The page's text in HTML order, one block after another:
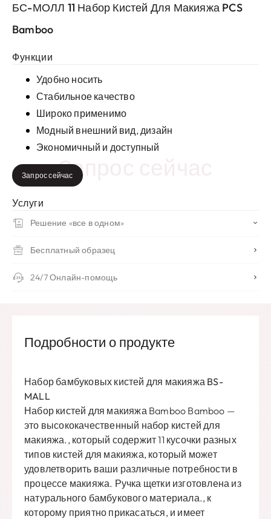
БС-МОЛЛ 11 Набор Кистей Для Макияжа PCS
Bamboo
Функции
Удобно носить
Стабильное качество
Широко применимо
Модный внешний вид, дизайн
Экономичный и доступный
Запрос сейчасЗапрос сейчас
Услуги
Решение «все в одном»
Бесплатный образец
24/7 Онлайн-помощь
Подробности о продукте
Набор бамбуковых кистей для макияжа BS-
MALL
Набор кистей для макияжа Bamboo Bamboo —
это высококачественный набор кистей для
макияжа., который содержит 11 кусочки разных
типов кистей для макияжа, который может
удовлетворить ваши различные потребности в
процессе макияжа. Ручка щетки изготовлена ​​из
натурального бамбукового материала., к
которому приятно прикасаться, и имеет